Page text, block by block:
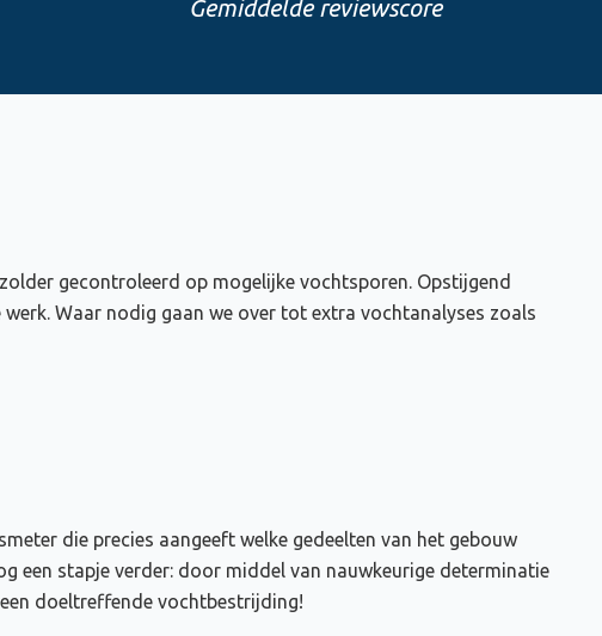
Gemiddelde reviewscore
gecontroleerd op mogelijke vochtsporen. Opstijgend
Waar nodig gaan we over tot extra vochtanalyses zoals
die precies aangeeft welke gedeelten van het gebouw
een stapje verder: door middel van nauwkeurige determinatie
doeltreffende vochtbestrijding!